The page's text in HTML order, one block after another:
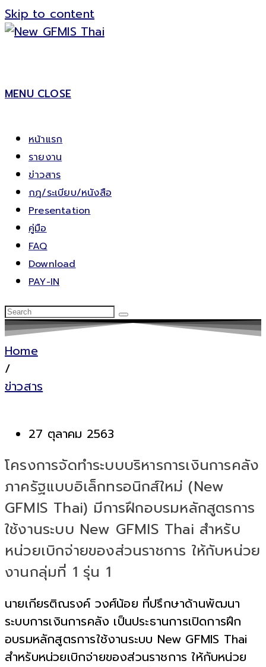
Skip to content
MENU CLOSE
หน้าแรก
รายงาน
ข่าวสาร
กฎ/ระเบียบ/หนังสือ
Presentation
คู่มือ
FAQ
Download
PAY-IN
Home
/
ข่าวสาร
27 ตุลาคม 2563
โครงการจัดทำระบบบริหารการเงินการคลัง
ภาครัฐแบบอิเล็กทรอนิกส์ใหม่ (New
GFMIS Thai) มีการฝึกอบรมหลักสูตรการ
ใช้งานระบบ New GFMIS Thai สำหรับ
หน่วยเบิกจ่ายของส่วนราชการ ให้กับหน่วย
งานกลุ่มที่ 1 รุ่น 1
นายเกียรติณรงค์ วงศ์น้อย ที่ปรึกษาด้านพัฒนา
ระบบการเงินการคลัง เป็นประธานการเปิดการฝึก
อบรมหลักสูตรการใช้งานระบบ New GFMIS Thai
สำหรับหน่วยเบิกจ่ายของส่วนราชการ ให้กับหน่วย